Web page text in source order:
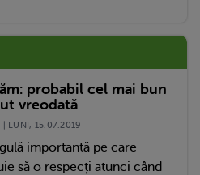
probabil cel mai bun
vreodată
| LUNI, 15.07.2019
importantă pe care
să o respecți atunci când